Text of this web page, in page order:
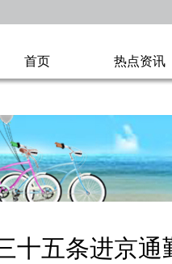
首页 热点资讯
十五条进京通